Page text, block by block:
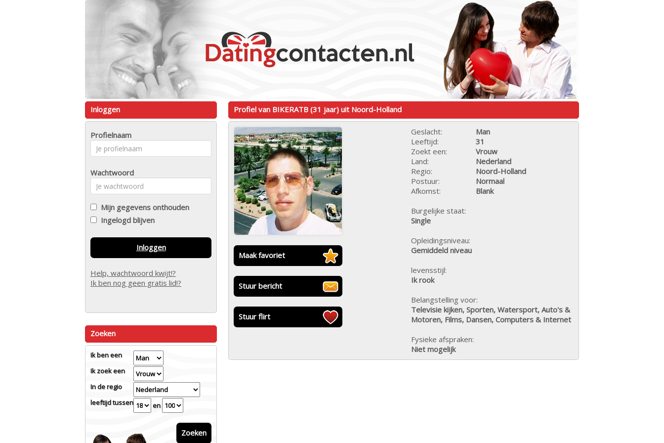
Profiel van BIKERATB (31 jaar) uit Noord-Holland
Maak favoriet
Stuur bericht
Stuur flirt
Geslacht:
Man
Leeftijd:
31
Zoekt een:
Vrouw
Land:
Nederland
Regio:
Noord-Holland
Postuur:
Normaal
Afkomst:
Blank
Burgelijke staat:
Single
Opleidingsniveau:
Gemiddeld niveau
levensstijl:
Ik rook
Belangstelling voor:
Televisie kijken, Sporten, Watersport, Auto's &
Motoren, Films, Dansen, Computers & Internet
Fysieke afspraken:
Niet mogelijk
Inloggen
Profielnaam
Wachtwoord
Mijn gegevens onthouden
Ingelogd blijven
Inloggen
Help, wachtwoord kwijt!?
Ik ben nog geen gratis lid!?
Zoeken
Ik ben een
Ik zoek een
In de regio
leeftijd tussen
en
Zoeken